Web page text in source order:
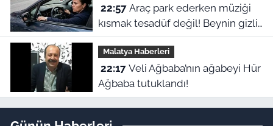
22:57Araç park ederken müziği
kısmak tesadüf değil! Beynin gizli
refleksiymiş
Malatya Haberleri
22:17Veli Ağbaba’nın ağabeyi Hür
Ağbaba tutuklandı!